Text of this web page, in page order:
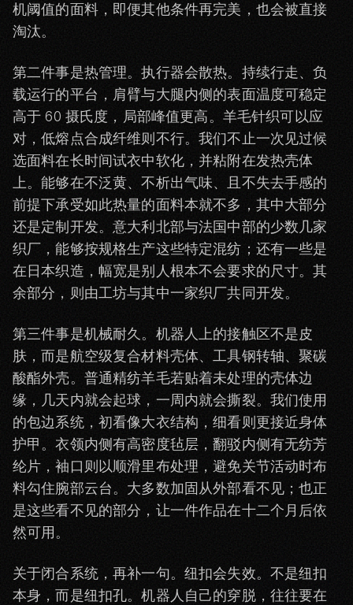
机阈值的面料，即便其他条件再完美，也会被直接
淘汰。
第二件事是热管理。执行器会散热。持续行走、负
载运行的平台，肩臂与大腿内侧的表面温度可稳定
高于 60 摄氏度，局部峰值更高。羊毛针织可以应
对，低熔点合成纤维则不行。我们不止一次见过候
选面料在长时间试衣中软化，并粘附在发热壳体
上。能够在不泛黄、不析出气味、且不失去手感的
前提下承受如此热量的面料本就不多，其中大部分
还是定制开发。意大利北部与法国中部的少数几家
织厂，能够按规格生产这些特定混纺；还有一些是
在日本织造，幅宽是别人根本不会要求的尺寸。其
余部分，则由工坊与其中一家织厂共同开发。
第三件事是机械耐久。机器人上的接触区不是皮
肤，而是航空级复合材料壳体、工具钢转轴、聚碳
酸酯外壳。普通精纺羊毛若贴着未处理的壳体边
缘，几天内就会起球，一周内就会撕裂。我们使用
的包边系统，初看像大衣结构，细看则更接近身体
护甲。衣领内侧有高密度毡层，翻驳内侧有无纺芳
纶片，袖口则以顺滑里布处理，避免关节活动时布
料勾住腕部云台。大多数加固从外部看不见；也正
是这些看不见的部分，让一件作品在十二个月后依
然可用。
关于闭合系统，再补一句。纽扣会失效。不是纽扣
本身，而是纽扣孔。机器人自己的穿脱，往往要在